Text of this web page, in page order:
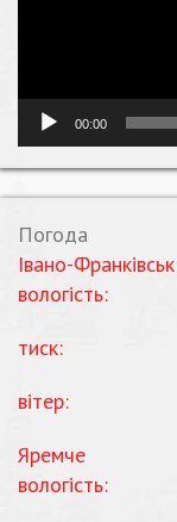
00:00
Погода
Івано-Франківськ
вологість:
тиск:
вітер:
Яремче
вологість: